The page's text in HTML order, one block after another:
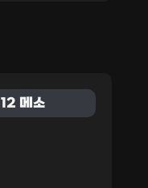
12 메소